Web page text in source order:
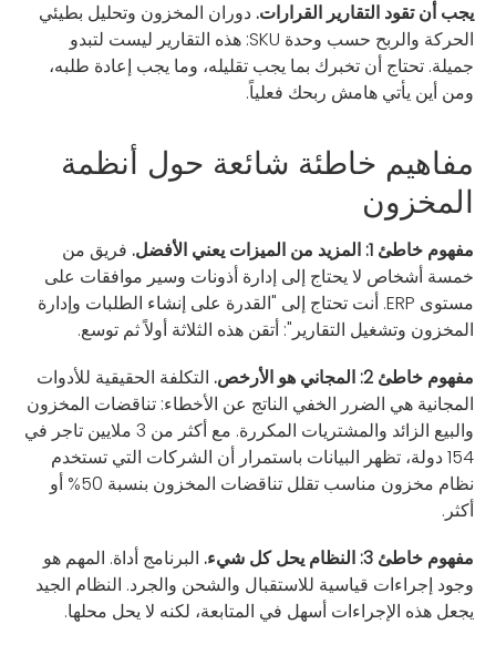
يجب أن تقود التقارير القرارات. دوران المخزون وتحليل بطيئي
الحركة والربح حسب وحدة SKU: هذه التقارير ليست لتبدو
جميلة. تحتاج أن تخبرك بما يجب تقليله، وما يجب إعادة طلبه،
ومن أين يأتي هامش ربحك فعلياً.
مفاهيم خاطئة شائعة حول أنظمة
المخزون
مفهوم خاطئ 1: المزيد من الميزات يعني الأفضل.
فريق من
خمسة أشخاص لا يحتاج إلى إدارة أذونات وسير موافقات على
مستوى ERP. أنت تحتاج إلى "القدرة على إنشاء الطلبات وإدارة
المخزون وتشغيل التقارير": أتقن هذه الثلاثة أولاً ثم توسع.
مفهوم خاطئ 2: المجاني هو الأرخص.
التكلفة الحقيقية للأدوات
المجانية هي الضرر الخفي الناتج عن الأخطاء: تناقضات المخزون
والبيع الزائد والمشتريات المكررة. مع أكثر من 3 ملايين تاجر في
154 دولة، تظهر البيانات باستمرار أن الشركات التي تستخدم
نظام مخزون مناسب تقلل تناقضات المخزون بنسبة 50% أو
أكثر.
مفهوم خاطئ 3: النظام يحل كل شيء.
البرنامج أداة. المهم هو
وجود إجراءات قياسية للاستقبال والشحن والجرد. النظام الجيد
يجعل هذه الإجراءات أسهل في المتابعة، لكنه لا يحل محلها.